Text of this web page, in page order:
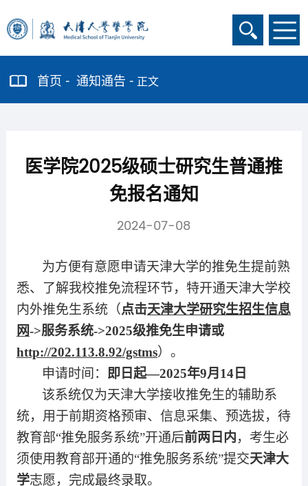
首页 通知通告 正文
医学院2025级硕士研究生普通推
免报名通知
2024-07-08
为方便有意愿申请天津大学的推免生提前熟
悉、了解我校推免流程环节，特开通天津大学校
内外推免生系统（点击天津大学研究生招生信息
网->服务系统->2025级推免生申请或
http://202.113.8.92/gstms）。
申请时间： 即日起—2025年9月 14日
该系统仅为天津大学接收推免生的辅助系
统，用于前期资格预审、信息采集、预选拔，待
教育部“推免服务系统”开通后前两日内 ，考生必
须使用教育部开通的“推免服务系统”提交天津大
学志愿，完成最终录取。